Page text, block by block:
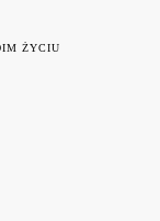
ŻYCIU